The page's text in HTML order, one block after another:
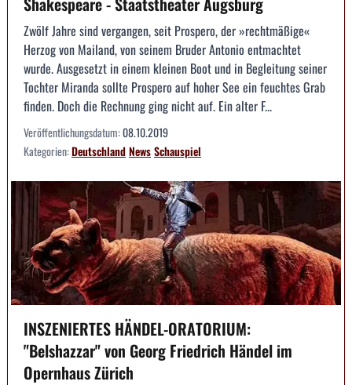
Zwölf Jahre sind vergangen, seit Prospero, der »rechtmäßige«
Herzog von Mailand, von seinem Bruder Antonio entmachtet
wurde. Ausgesetzt in einem kleinen Boot und in Begleitung seiner
Tochter Miranda sollte Prospero auf hoher See ein feuchtes Grab
finden. Doch die Rechnung ging nicht auf. Ein alter F...
Veröffentlichungsdatum:08.10.2019
Kategorien:DeutschlandNewsSchauspiel
INSZENIERTES HÄNDEL-ORATORIUM:
"Belshazzar" von Georg Friedrich Händel im
Opernhaus Zürich